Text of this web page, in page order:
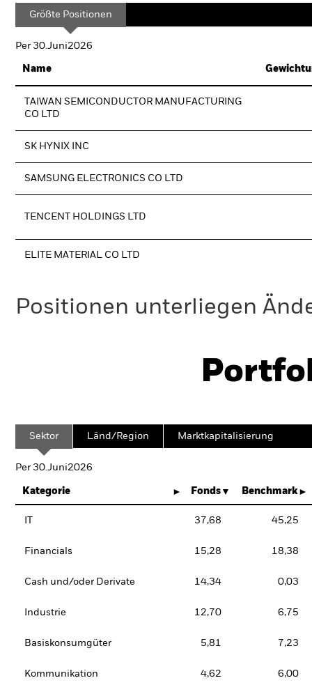
Größte Positionen
Per 30.Juni2026
Name
TAIWAN SEMICONDUCTOR MANUFACTURING
CO LTD
SK HYNIX INC
SAMSUNG ELECTRONICS CO LTD
TENCENT HOLDINGS LTD
ELITE MATERIAL CO LTD
Positionen unterliegen
Sektor Länd/Region Marktkapitalisierung
Per 30.Juni2026
Kategorie Fonds Benchmark
37,68 45,25
Financials 15,28 18,38
Cash und/oder Derivate 14,34 0,03
Industrie 12,70 6,75
Basiskonsumgüter 5,81 7,23
Kommunikation 4,62 6,00